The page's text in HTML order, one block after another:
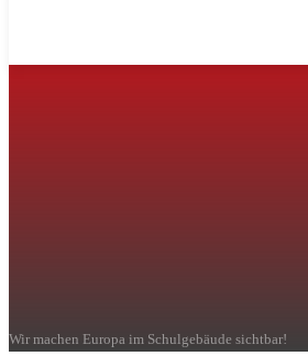
Wir machen Europa im Schulgebäude sichtbar!